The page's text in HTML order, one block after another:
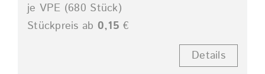
je VPE (680 Stück)
Stückpreis ab 0,15 €
Details